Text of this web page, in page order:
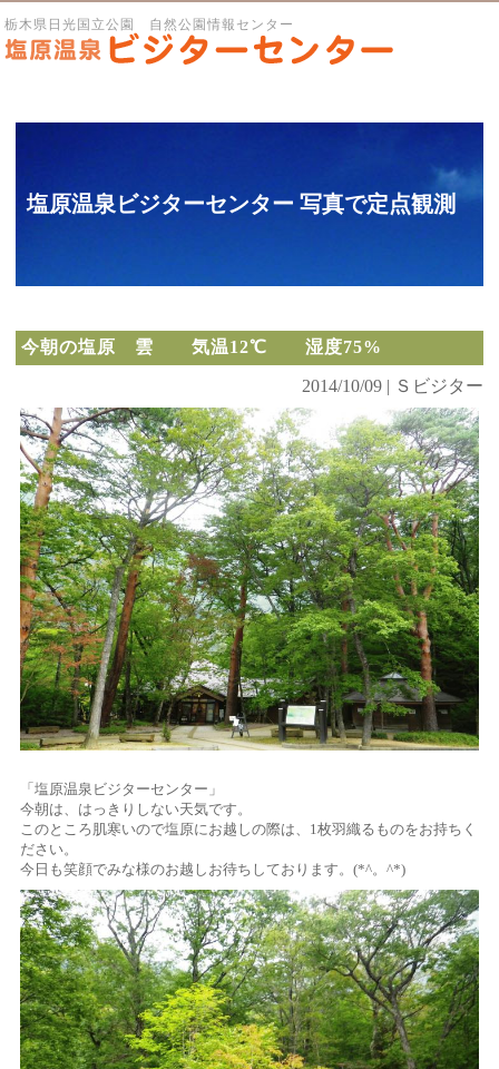
栃木県日光国立公園 自然公園情報センター
塩原温泉ビジターセンター 写真で定点観測
今朝の塩原 雲 気温12℃ 湿度75%
2014/10/09 | Ｓビジター
「塩原温泉ビジターセンター」
今朝は、はっきりしない天気です。
このところ肌寒いので塩原にお越しの際は、1枚羽織るものをお持ちく
ださい。
今日も笑顔でみな様のお越しお待ちしております。(*^。^*)